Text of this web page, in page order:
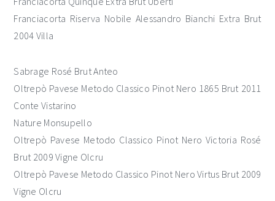
Franciacorta Riserva Nobile Alessandro Bianchi Extra Brut
2004 Villa
Sabrage Rosé Brut Anteo
Oltrepò Pavese Metodo Classico Pinot Nero 1865 Brut 2011
Conte Vistarino
Nature Monsupello
Oltrepò Pavese Metodo Classico Pinot Nero Victoria Rosé
Brut 2009 Vigne Olcru
Oltrepò Pavese Metodo Classico Pinot Nero Virtus Brut 2009
Vigne Olcru